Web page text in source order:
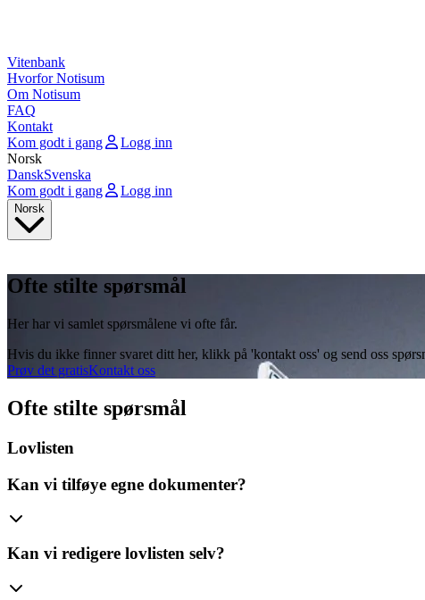
Vitenbank
Hvorfor Notisum
Om Notisum
FAQ
Kontakt
Kom godt i gang
Logg inn
Norsk
DanskSvenska
Kom godt i gang
Logg inn
Norsk
Ofte stilte spørsmål
Her har vi samlet spørsmålene vi ofte får.
Hvis du ikke finner svaret ditt her, klikk på 'kontakt oss' og send oss
Prøv det gratisKontakt oss
Ofte stilte spørsmål
Lovlisten
Kan vi tilføye egne dokumenter?
Kan vi redigere lovlisten selv?